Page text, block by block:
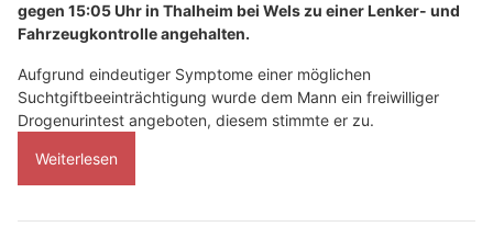
gegen 15:05 Uhr in Thalheim bei Wels zu einer Lenker- und
Fahrzeugkontrolle angehalten.
Aufgrund eindeutiger Symptome einer möglichen
Suchtgiftbeeinträchtigung wurde dem Mann ein freiwilliger
Drogenurintest angeboten, diesem stimmte er zu.
Weiterlesen